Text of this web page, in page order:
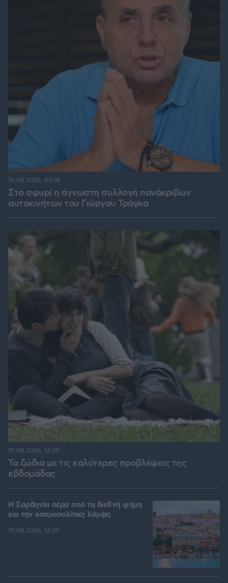
Στο σφυρί η άγνωστη συλλογή πανάκριβων
αυτοκινήτων του Γιώργου Τράγκα
10.08.2026, 09:10
Τα ζώδια με τις καλύτερες προβλέψεις της
εβδομάδας
10.08.2026, 12:30
Η Σαρδηνία πέρα από τη διεθνή φήμη
και την κοσμοπολίτικη λάμψη
10.08.2026, 13:39